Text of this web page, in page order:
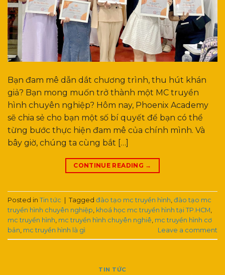
Bạn đam mê dẫn dắt chương trình, thu hút khán
giả? Bạn mong muốn trở thành một MC truyền
hình chuyên nghiệp? Hôm nay, Phoenix Academy
sẽ chia sẻ cho bạn một số bí quyết để bạn có thể
từng bước thực hiện đam mê của chính mình. Và
bây giờ, chúng ta cùng bắt […]
CONTINUE READING →
Posted in Tin tức Tagged đào tạo mc truyền hình đào tạo mc
truyền hình chuyên nghiệp khoá học mc truyền hình tại TP.HCM
mc truyền hình mc truyền hình chuyên nghiê mc truyền hình cơ
bản mc truyền hình là gì Leave a comment
TIN TỨC